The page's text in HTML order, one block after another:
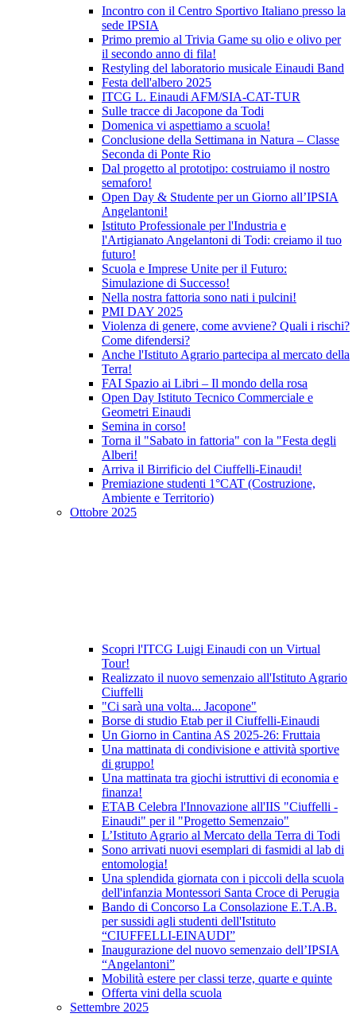
Incontro con il Centro Sportivo Italiano presso la
sede IPSIA
Primo premio al Trivia Game su olio e olivo per
il secondo anno di fila!
Restyling del laboratorio musicale Einaudi Band
Festa dell'albero 2025
ITCG L. Einaudi AFM/SIA-CAT-TUR
Sulle tracce di Jacopone da Todi
Domenica vi aspettiamo a scuola!
Conclusione della Settimana in Natura – Classe
Seconda di Ponte Rio
Dal progetto al prototipo: costruiamo il nostro
semaforo!
Open Day & Studente per un Giorno all’IPSIA
Angelantoni!
Istituto Professionale per l'Industria e
l'Artigianato Angelantoni di Todi: creiamo il tuo
futuro!
Scuola e Imprese Unite per il Futuro:
Simulazione di Successo!
Nella nostra fattoria sono nati i pulcini!
PMI DAY 2025
Violenza di genere, come avviene? Quali i rischi?
Come difendersi?
Anche l'Istituto Agrario partecipa al mercato della
Terra!
FAI Spazio ai Libri – Il mondo della rosa
Open Day Istituto Tecnico Commerciale e
Geometri Einaudi
Semina in corso!
Torna il "Sabato in fattoria" con la "Festa degli
Alberi!
Arriva il Birrificio del Ciuffelli-Einaudi!
Premiazione studenti 1°CAT (Costruzione,
Ambiente e Territorio)
Ottobre 2025
Scopri l'ITCG Luigi Einaudi con un Virtual
Tour!
Realizzato il nuovo semenzaio all'Istituto Agrario
Ciuffelli
"Ci sarà una volta... Jacopone"
Borse di studio Etab per il Ciuffelli-Einaudi
Un Giorno in Cantina AS 2025-26: Fruttaia
Una mattinata di condivisione e attività sportive
di gruppo!
Una mattinata tra giochi istruttivi di economia e
finanza!
ETAB Celebra l'Innovazione all'IIS "Ciuffelli -
Einaudi" per il "Progetto Semenzaio"
L’Istituto Agrario al Mercato della Terra di Todi
Sono arrivati nuovi esemplari di fasmidi al lab di
entomologia!
Una splendida giornata con i piccoli della scuola
dell'infanzia Montessori Santa Croce di Perugia
Bando di Concorso La Consolazione E.T.A.B.
per sussidi agli studenti dell'Istituto
“CIUFFELLI-EINAUDI”
Inaugurazione del nuovo semenzaio dell’IPSIA
“Angelantoni”
Mobilità estere per classi terze, quarte e quinte
Offerta vini della scuola
Settembre 2025